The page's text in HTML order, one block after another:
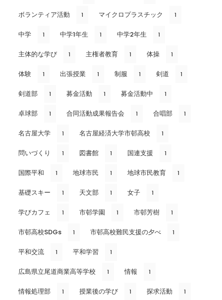
ボランティア活動 1 マイクロプラスチック 1
中学 1 中学1年生 1 中学2年生 1
主体的な学び 1 主権者教育 1 体操 1
体験 1 出張授業 1 制服 1 剣道 1
剣道部 1 募金活動 1 募金活動中 1
卓球部 1 合同活動成果報告会 1 合唱部 1
名古屋大学 1 名古屋経済大学市邨高校 1
問いづくり 1 図書館 1 国連支援 1
国際平和 1 地球市民 1 地球市民教育 1
基礎スキー 1 天文部 1 女子 1
学びカフェ 1 市邨学園 1 市邨芳樹 1
市邨高校SDGs 1 市邨高校難民支援の夕べ 1
平和交流 1 平和学習 1
広島県立尾道商業高等学校 1 情報 1
情報処理部 1 授業後の学び 1 探求活動 1